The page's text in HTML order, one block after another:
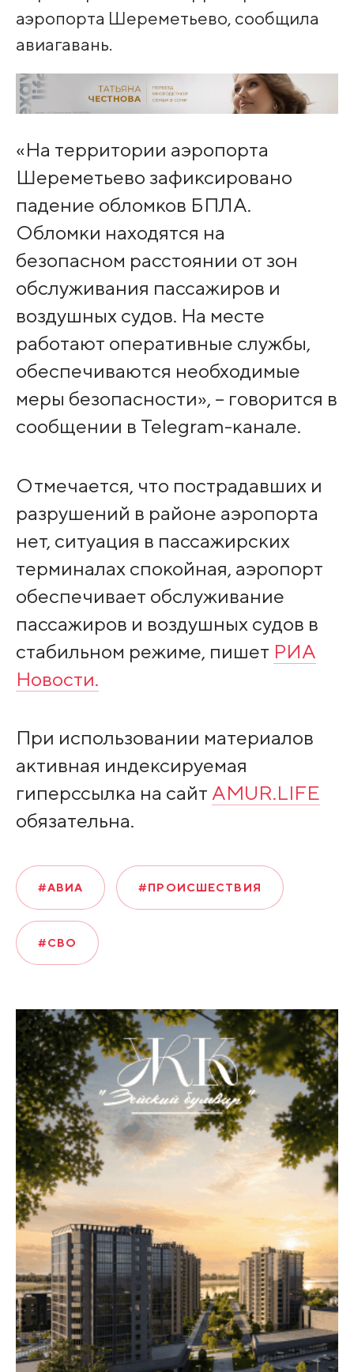
аэропорта Шереметьево, сообщила
авиагавань.
«На территории аэропорта
Шереметьево зафиксировано
падение обломков БПЛА.
Обломки находятся на
безопасном расстоянии от зон
обслуживания пассажиров и
воздушных судов. На месте
работают оперативные службы,
обеспечиваются необходимые
меры безопасности», – говорится в
сообщении в Telegram-канале.
Отмечается, что пострадавших и
разрушений в районе аэропорта
нет, ситуация в пассажирских
терминалах спокойная, аэропорт
обеспечивает обслуживание
пассажиров и воздушных судов в
стабильном режиме, пишет РИА
Новости.
При использовании материалов
активная индексируемая
гиперссылка на сайт AMUR.LIFE
обязательна.
#АВИА #ПРОИСШЕСТВИЯ
#СВО